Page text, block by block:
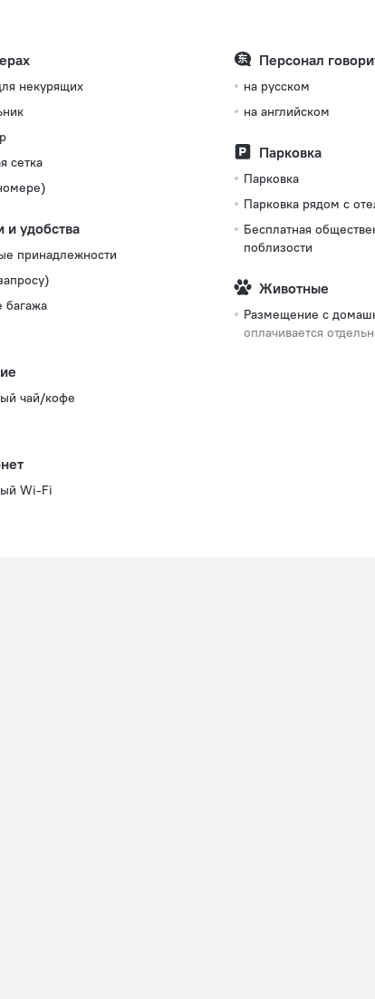
некурящих
сетка
и удобства
принадлежности
багажа
чай/кофе
Wi-Fi
Персонал
на русском
на английском
Парковка
Парковка
Парковка рядом с
Бесплатная
поблизости
Животные
Размещение с
оплачивается